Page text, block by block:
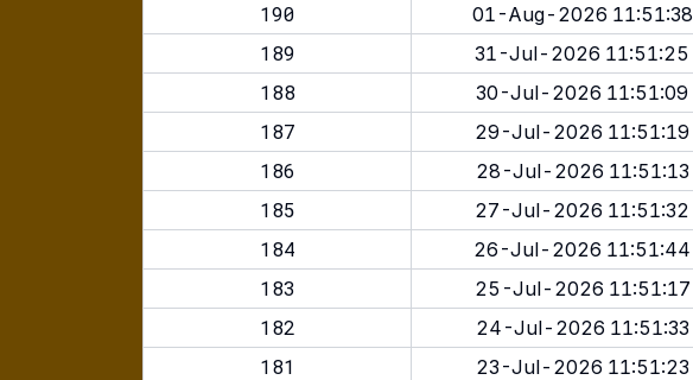
190
01-Aug-2026 11:51:38
189
31-Jul-2026 11:51:25
188
30-Jul-2026 11:51:09
187
29-Jul-2026 11:51:19
186
28-Jul-2026 11:51:13
185
27-Jul-2026 11:51:32
184
26-Jul-2026 11:51:44
183
25-Jul-2026 11:51:17
182
24-Jul-2026 11:51:33
181
23-Jul-2026 11:51:23